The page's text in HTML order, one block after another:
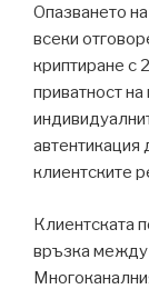
Опазването
всеки
криптиране с
приватност на
автентикация
клиентските
Клиентската
връзка между